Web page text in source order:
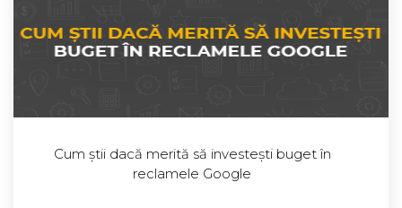
Cum știi dacă merită să investești buget în
reclamele Google